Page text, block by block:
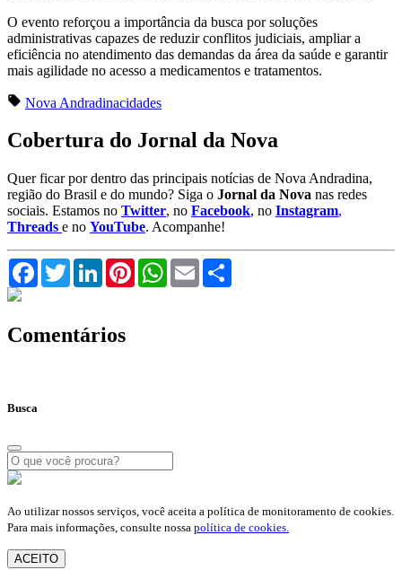
O evento reforçou a importância da busca por soluções
administrativas capazes de reduzir conflitos judiciais, ampliar a
eficiência no atendimento das demandas da área da saúde e garantir
mais agilidade no acesso a medicamentos e tratamentos.
Nova Andradinacidades
Cobertura do Jornal da Nova
Quer ficar por dentro das principais notícias de Nova Andradina,
região do Brasil e do mundo? Siga o Jornal da Nova nas redes
sociais. Estamos no Twitter, no Facebook, no Instagram,
Threads e no YouTube. Acompanhe!
FacebookTwitterLinkedInPinterestWhatsApp
Email
Comentários
Busca
Ao utilizar nossos serviços, você aceita a política de monitoramento de cookies.
Para mais informações, consulte nossa política de cookies.
ACEITO